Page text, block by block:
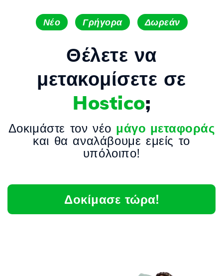
Νέο Γρήγορα Δωρεάν
Θέλετε να
μετακομίσετε σε
Hostico;
Δοκιμάστε τον νέο μάγο μεταφοράς
και θα αναλάβουμε εμείς το
υπόλοιπο!
Δοκίμασε τώρα!